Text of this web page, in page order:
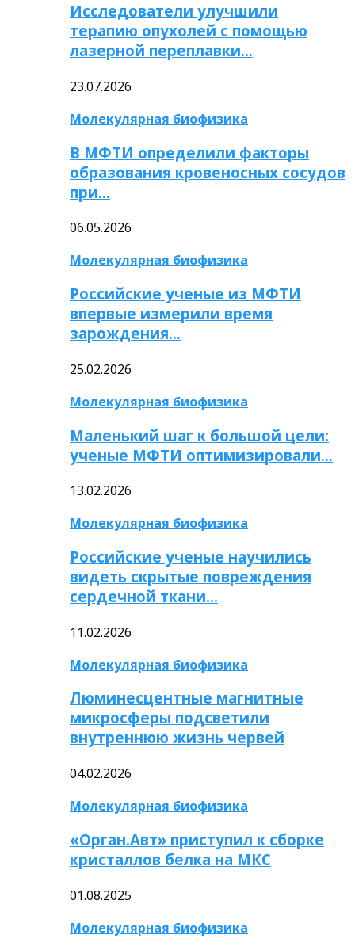
Исследователи улучшили
терапию опухолей с помощью
лазерной переплавки…
23.07.2026
Молекулярная биофизика
В МФТИ определили факторы
образования кровеносных сосудов
при…
06.05.2026
Молекулярная биофизика
Российские ученые из МФТИ
впервые измерили время
зарождения…
25.02.2026
Молекулярная биофизика
Маленький шаг к большой цели:
ученые МФТИ оптимизировали…
13.02.2026
Молекулярная биофизика
Российские ученые научились
видеть скрытые повреждения
сердечной ткани…
11.02.2026
Молекулярная биофизика
Люминесцентные магнитные
микросферы подсветили
внутреннюю жизнь червей
04.02.2026
Молекулярная биофизика
«Орган.Авт» приступил к сборке
кристаллов белка на МКС
01.08.2025
Молекулярная биофизика